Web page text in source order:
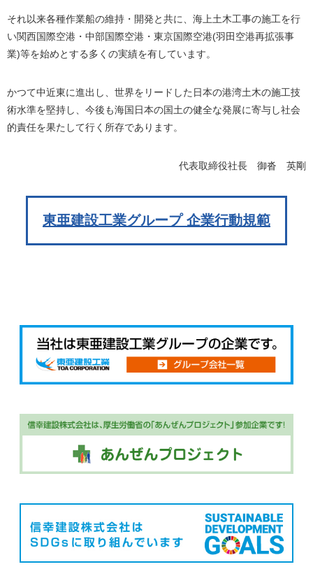
それ以来各種作業船の維持・開発と共に、海上土木工事の施工を行
い関西国際空港・中部国際空港・東京国際空港(羽田空港再拡張事
業)等を始めとする多くの実績を有しています。
かつて中近東に進出し、世界をリードした日本の港湾土木の施工技
術水準を堅持し、今後も海国日本の国土の健全な発展に寄与し社会
的責任を果たして行く所存であります。
代表取締役社長 御沓 英剛
東亜建設工業グループ 企業行動規範